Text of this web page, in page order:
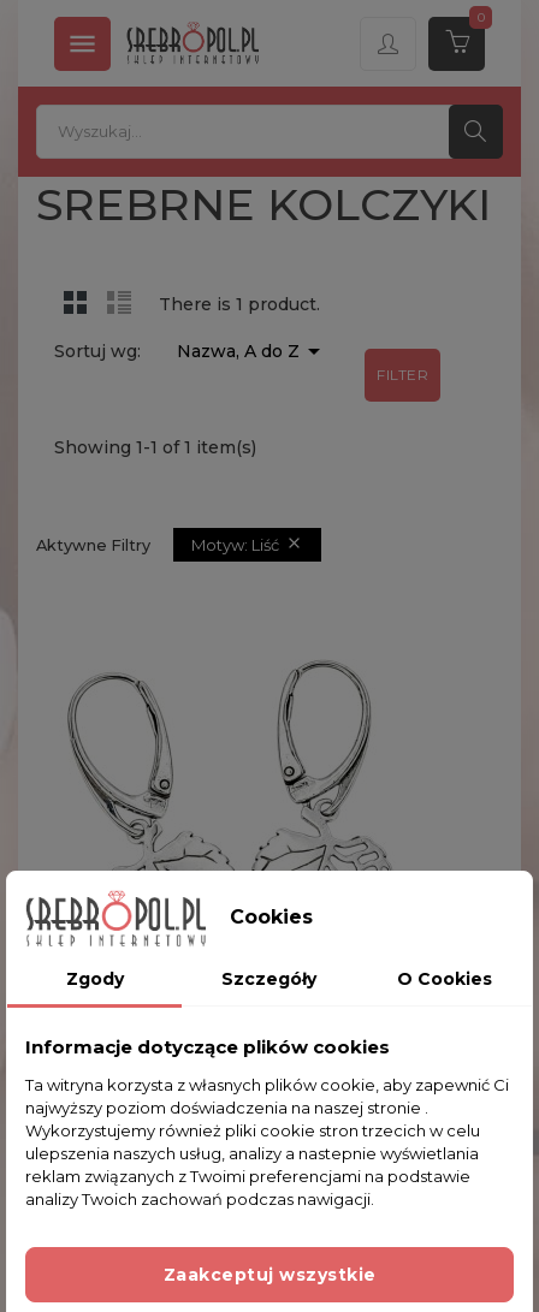

0
SREBRNE KOLCZYKI
There is 1 product.
Sortuj wg: Nazwa, A do Z 
FILTER
Showing 1-1 of 1 item(s)
Aktywne Filtry Motyw: Liść 
Srebrne Kolczyki Wiszące Liście Ażurowe
109,00 zł
Cookies
Zgody Szczegóły O Cookies
Informacje dotyczące plików cookies
Ta witryna korzysta z własnych plików cookie, aby zapewnić Ci
najwyższy poziom doświadczenia na naszej stronie .
Wykorzystujemy również pliki cookie stron trzecich w celu
ulepszenia naszych usług, analizy a nastepnie wyświetlania
reklam związanych z Twoimi preferencjami na podstawie
analizy Twoich zachowań podczas nawigacji.
Zaakceptuj wszystkie